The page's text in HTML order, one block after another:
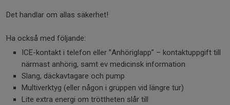
Det handlar om allas säkerhet!
Ha också med följande:
ICE-kontakt i telefon eller ”Anhöriglapp” – kontaktuppgift till
närmast anhörig, samt ev medicinsk information
Slang, däckavtagare och pump
Multiverktyg (eller någon i gruppen vid längre tur)
Lite extra energi om tröttheten slår till